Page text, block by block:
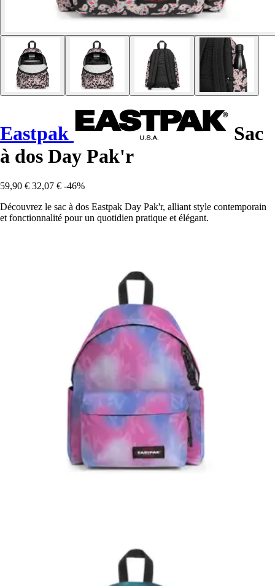
Eastpak
Sac
à dos Day Pak'r
59,90 € 32,07 € -46%
Découvrez le sac à dos Eastpak Day Pak'r, alliant style contemporain
et fonctionnalité pour un quotidien pratique et élégant.